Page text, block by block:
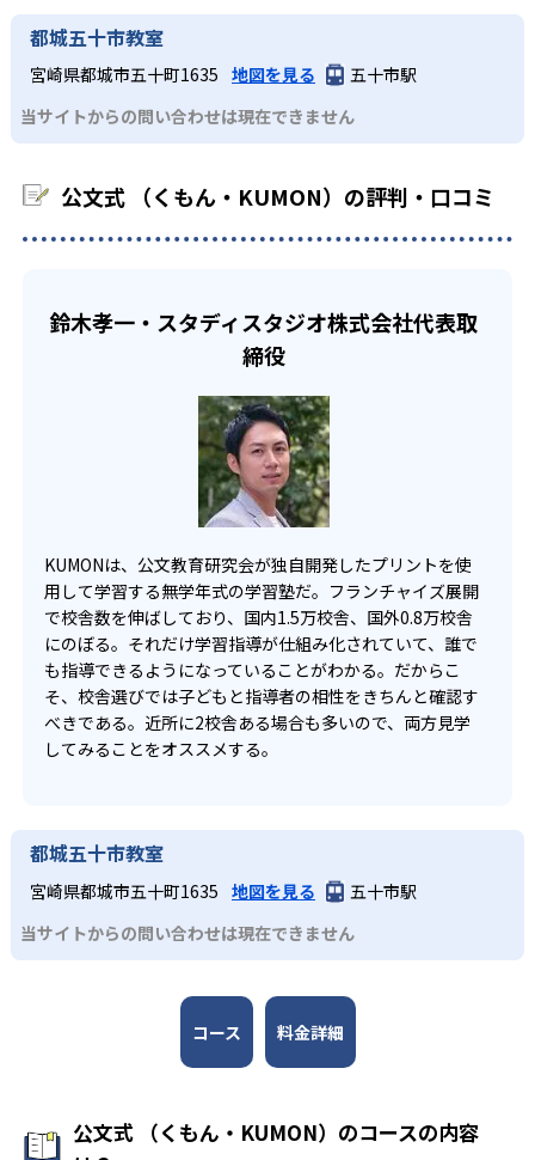
つけられるだろう。
また、自学学習スタイルで学ぶ子どもたちは、自らの学習
課題に気がつくようになる。学年を超えた範囲も学習でき
03 フレキシブルな受講スタイル
KUMONでは、教室が開いている時間内であれば、何曜日に
い中高生にも通室しやすい。また、教室によっては自宅か
中学に向けて苦手教科を克服したい子ども向け
KUMONでは経験豊富な先生が、子どものやる気を引き出せ
る。苦手な科目でも自分で解けた達成感を味わうことで、
少しずつ苦手意識を克服できるだろう。
中学生・高校生
部活や習い事と両立したい生徒向け
宿題の量や進め方に関しては、いつでも気軽に相談可能
ルから学習できるため、難しすぎてやる気を損ねたり、簡
単すぎて退屈することもない。
どんなデメリットがある？
KUMONでは、中高生のクラスでも数学・英語・国語の3教
科に限られるため、その他の教科に関しては他塾を検討す
KUMONは、公式サイトでは合格実績は公開していない。志
望校への実績があるかどうかは、通う予定の教室に問い合
わせたい。
都城五十市教室
宮崎県都城市五十町1635 地図を見る
五十市駅
当サイトからの問い合わせは現在できません
公文式 （くもん・KUMON）の評判・口コミ
鈴木孝一・スタディスタジオ株式会社代表取
締役
KUMONは、公文教育研究会が独自開発したプリントを使
用して学習する無学年式の学習塾だ。フランチャイズ展開
で校舎数を伸ばしており、国内1.5万校舎、国外0.8万校舎
にのぼる。それだけ学習指導が仕組み化されていて、誰で
も指導できるようになっていることがわかる。だからこ
そ、校舎選びでは子どもと指導者の相性をきちんと確認す
べきである。近所に2校舎ある場合も多いので、両方見学
してみることをオススメする。
都城五十市教室
宮崎県都城市五十町1635 地図を見る
五十市駅
当サイトからの問い合わせは現在できません
コース 料金詳細
公文式 （くもん・KUMON）のコースの内容